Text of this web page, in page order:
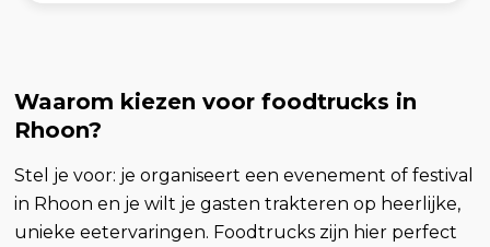
Waarom kiezen voor foodtrucks in
Rhoon?
Stel je voor: je organiseert een evenement of festival
in Rhoon en je wilt je gasten trakteren op heerlijke,
unieke eetervaringen. Foodtrucks zijn hier perfect